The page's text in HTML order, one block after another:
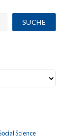
SUCHE
Science